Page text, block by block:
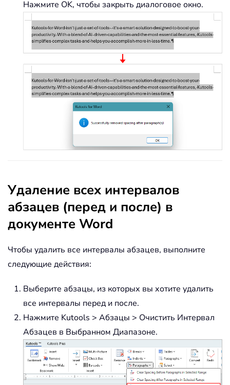
Нажмите OK, чтобы закрыть диалоговое окно.
Удаление всех интервалов
абзацев (перед и после) в
документе Word
Чтобы удалить все интервалы абзацев, выполните
следующие действия:
Выберите абзацы, из которых вы хотите удалить
все интервалы перед и после.
Нажмите Kutools > Абзацы > Очистить Интервал
Абзацев в Выбранном Диапазоне.